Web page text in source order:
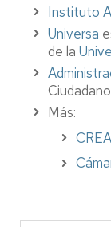
Instituto
Universa
de la
Ciudadano
Más:
CREA